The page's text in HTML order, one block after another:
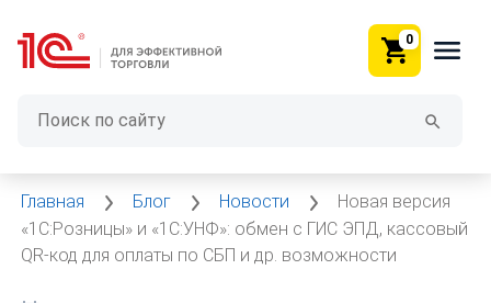
0
Главная Блог Новости
Новая версия
«1С:Розницы» и «1С:УНФ»: обмен с ГИС ЭПД, кассовый
QR-код для оплаты по СБП и др. возможности